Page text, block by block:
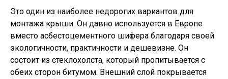
Это один из наиболее недорогих вариантов для
монтажа крыши. Он давно используется в Европе
вместо асбестоцементного шифера благодаря своей
экологичности, практичности и дешевизне. Он
состоит из стеклохолста, который пропитывается с
обеих сторон битумом. Внешний слой покрывается